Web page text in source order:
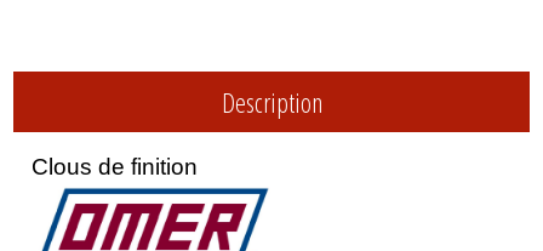
Description
Clous de finition